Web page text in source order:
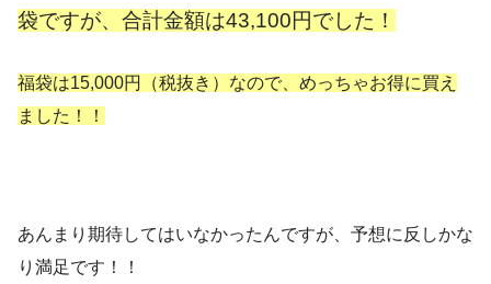
っちゃうから嬉しい～ 来年も絶対買おう #福袋#ハッピーバ
#インテリア#雑貨#アメリカンインテリア#アメリカン雑貨
#プチプラ#gu#hm#zara#ファッション#しまむら
袋ですが、合計金額は43,100円でした！
福袋は15,000円（税抜き）なので、めっちゃお得に買え
ました！！
あんまり期待してはいなかったんですが、予想に反しかな
り満足です！！